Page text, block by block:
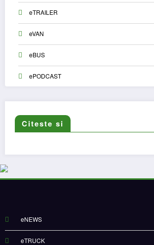
eTRAILER
eVAN
eBUS
ePODCAST
Citeste si
eNEWS
eTRUCK